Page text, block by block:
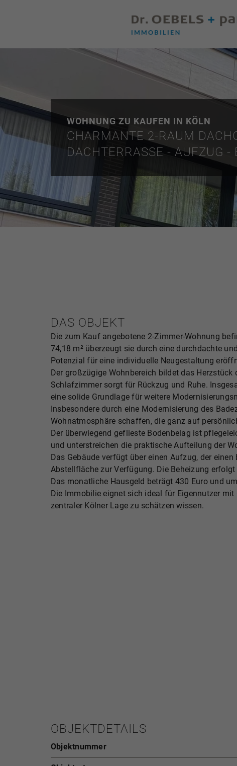
WOHNUNG ZU KAUFEN IN KÖLN
CHARMANTE 2-RAUM
DACHTERRASSE - AUFZUG -
DAS OBJEKT
Die zum Kauf angebotene 2-Zimmer-Wohnung
74,18 m² überzeugt sie durch eine durchdachte
Potenzial für eine individuelle Neugestaltung
Der großzügige Wohnbereich bildet das
Schlafzimmer sorgt für Rückzug und Ruhe.
eine solide Grundlage für weitere
Insbesondere durch eine Modernisierung des
Wohnatmosphäre schaffen, die ganz auf
Der überwiegend geflieste Bodenbelag ist
und unterstreichen die praktische Aufteilung der
Das Gebäude verfügt über einen Aufzug, der
Abstellfläche zur Verfügung. Die Beheizung
Das monatliche Hausgeld beträgt 430 Euro und
Die Immobilie eignet sich ideal für Eigennutzer
zentraler Kölner Lage zu schätzen wissen.
OBJEKTDETAILS
Objektnummer